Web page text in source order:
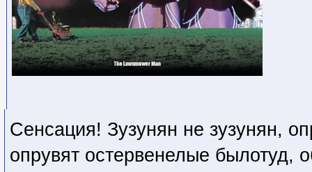
Сенсация! Зузунян не зузунян,
опрувят остервенелые былотуд,